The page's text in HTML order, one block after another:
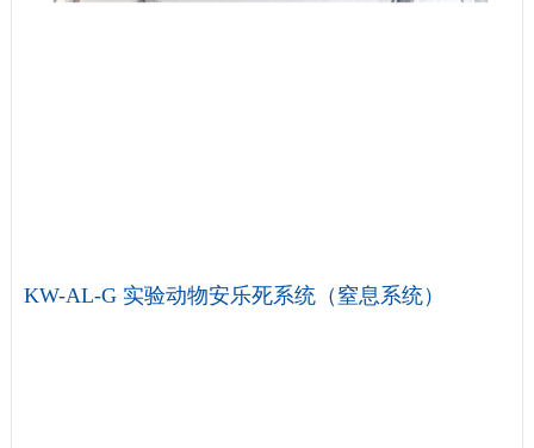
KW-AL-G 实验动物安乐死系统（窒息系统）